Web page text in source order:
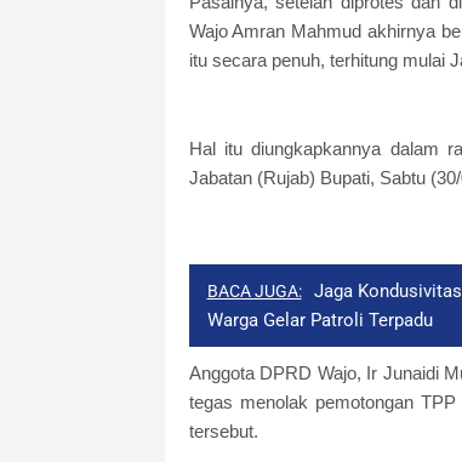
Wajo Amran Mahmud akhirnya
itu secara penuh, terhitung mulai
Hal itu diungkapkannya dalam
Jabatan (Rujab) Bupati, Sabtu
BACA JUGA:
Jaga
Warga Gelar Patroli Terpadu
Anggota DPRD Wajo, Ir Junaidi
tegas menolak pemotongan
tersebut.